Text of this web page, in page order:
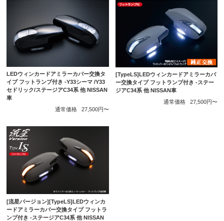
LEDウィンカードアミラーカバー交換タ
イプ フットランプ付き -Y33シーマ /Y33
セドリック/ステージアC34系 他 NISSAN
車
通常価格
27,500円〜
[TypeLS]LEDウィンカードアミラーカバ
ー交換タイプ フットランプ付き -ステー
ジアC34系 他 NISSAN車
通常価格
27,500円〜
[流星バージョン][TypeLS]LEDウィンカ
ードアミラーカバー交換タイプ フットラ
ンプ付き -ステージアC34系 他 NISSAN